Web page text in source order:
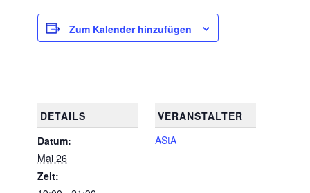
Zum Kalender hinzufügen
DETAILS
Datum:
Mai 26
Zeit:
VERANSTALTER
AStA